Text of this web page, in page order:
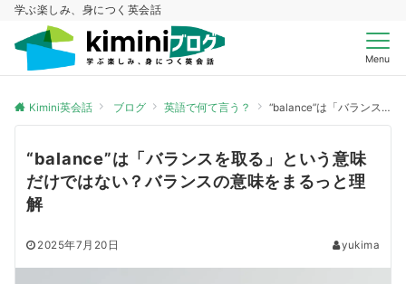
学ぶ楽しみ、身につく英会話
Menu
Kimini英会話 ブログ 英語で何て言う？ “balance”は「バランスを取る」という意味だけではない？バランスの意味をまるっと理解
“balance”は「バランスを取る」という意味
だけではない？バランスの意味をまるっと理
解
2025年7月20日 yukima